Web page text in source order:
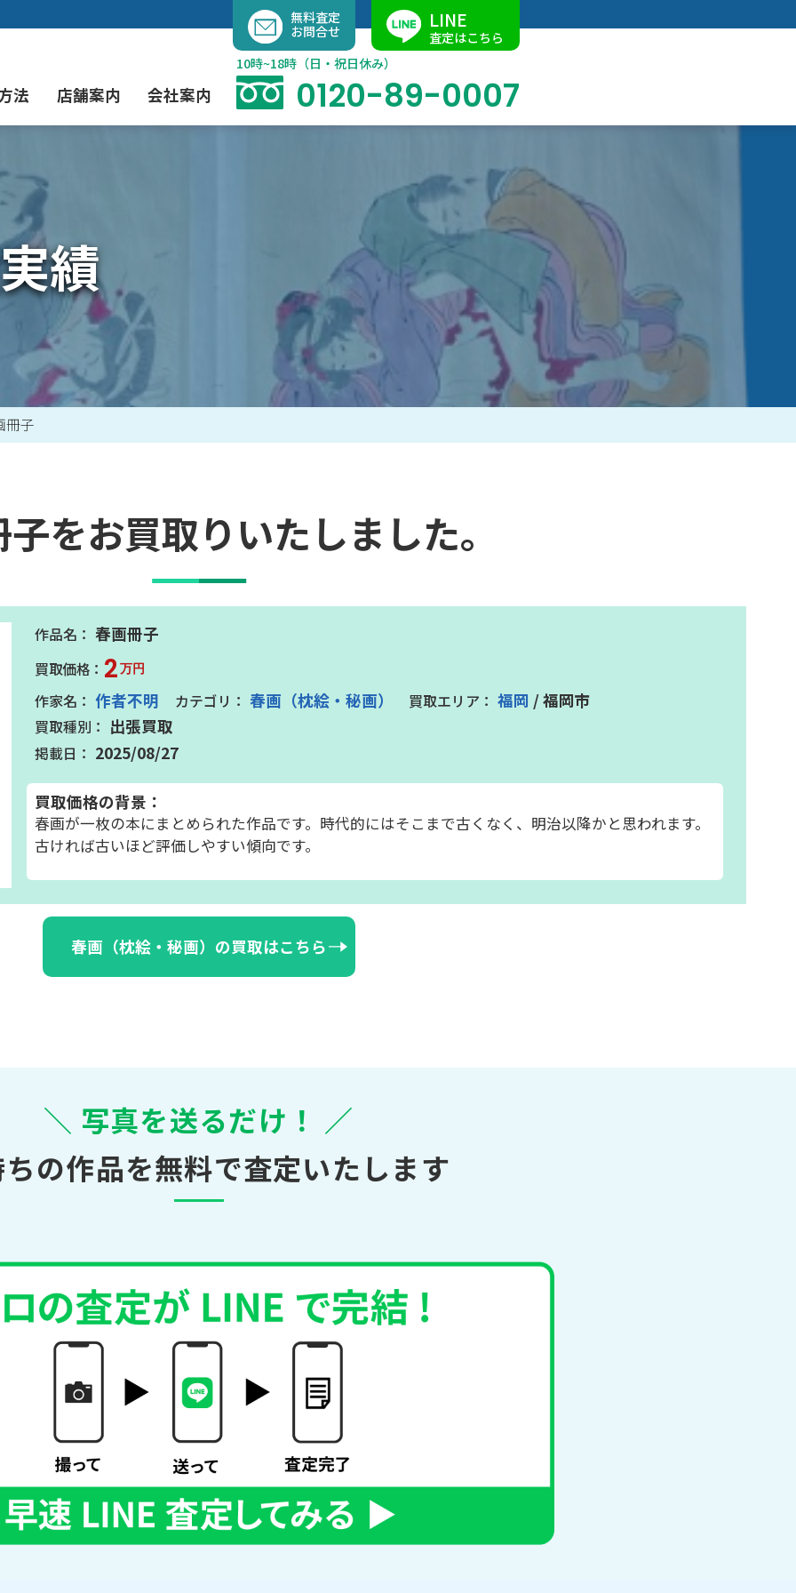
容
キ
ッ
よくあるご質問 ブログ
instagram Facebook
現代アート買取 掛軸買取
茶道具買取 陶磁器・陶器買取
彫刻・ブロンズ買取 美術品・古美術品買取
工芸品買取 ジュエリー・ウォッチ買取
法
出張買取（無料） 店舗での買取
業者間オークション出品代行 催事買取
店舗案内
大阪店 名古屋店
会社案内
当社の特徴 求人情報
無料査定
お問合せ
LINE
査定はこちら
10時~18時（日・祝日休み）
0120-89-0007
績
冊子
をお買取りいたしました。
春画冊子
2万円
作者不明 春画（枕絵・秘画） 福岡 / 福岡市
出張買取
2025/08/27
買取価格の背景：
春画が一枚の本にまとめられた作品です。時代的にはそこまで古くなく、明治以降かと思われます。
古ければ古いほど評価しやすい傾向です。
春画（枕絵・秘画）の買取はこちら
＼ 写真を送るだけ！ ／
の作品を無料で査定いたします